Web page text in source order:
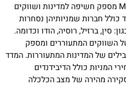
מדד MSCI Emerging Markets מספק חשיפה למדינות ושווקים
חברות שמניותיהן נסחרות
סין, ברזיל, רוסיה, הודו וכדומה.
השווקים המתעוררים ומספק
של המדינות המתעוררות. המדד
המניות כולל הדיבידנדים
מהירה של מצב הכלכלה